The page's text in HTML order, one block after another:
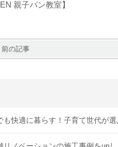
親子パン教室】
前の記事
も快適に暮らす！子育て世代が